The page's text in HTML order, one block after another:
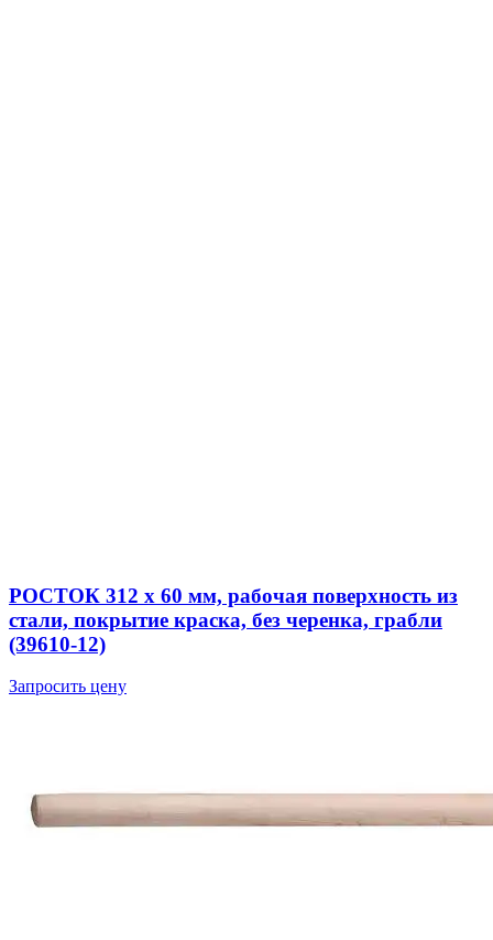
РОСТОК 312 x 60 мм, рабочая поверхность из
стали, покрытие краска, без черенка, грабли
(39610-12)
Запросить цену